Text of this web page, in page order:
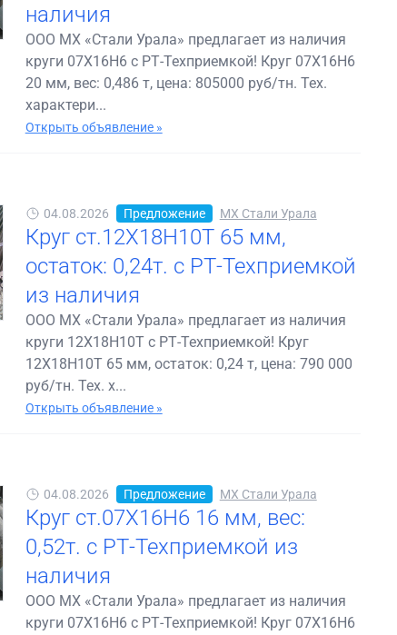
наличия
ООО МХ «Стали Урала» предлагает из наличия
круги 07Х16Н6 с РТ-Техприемкой! Круг 07Х16Н6
20 мм, вес: 0,486 т, цена: 805000 руб/тн. Тех.
характери...
Открыть объявление »
04.08.2026 Предложение МХ Стали Урала
Круг ст.12Х18Н10Т 65 мм,
остаток: 0,24т. с РТ-Техприемкой
из наличия
ООО МХ «Стали Урала» предлагает из наличия
круги 12Х18Н10Т с РТ-Техприемкой! Круг
12Х18Н10Т 65 мм, остаток: 0,24 т, цена: 790 000
руб/тн. Тех. х...
Открыть объявление »
04.08.2026 Предложение МХ Стали Урала
Круг ст.07Х16Н6 16 мм, вес:
0,52т. с РТ-Техприемкой из
наличия
ООО МХ «Стали Урала» предлагает из наличия
круги 07Х16Н6 с РТ-Техприемкой! Круг 07Х16Н6